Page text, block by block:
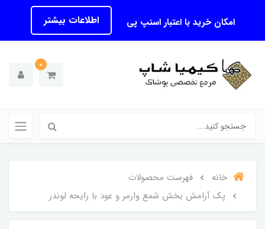
امکان خرید با اعتبار اسنپ پی اطلاعات بیشتر
0
خانه
فهرست محصولات
پک آرامش‌ بخش شمع وارمر و عود با رایحه لوندر